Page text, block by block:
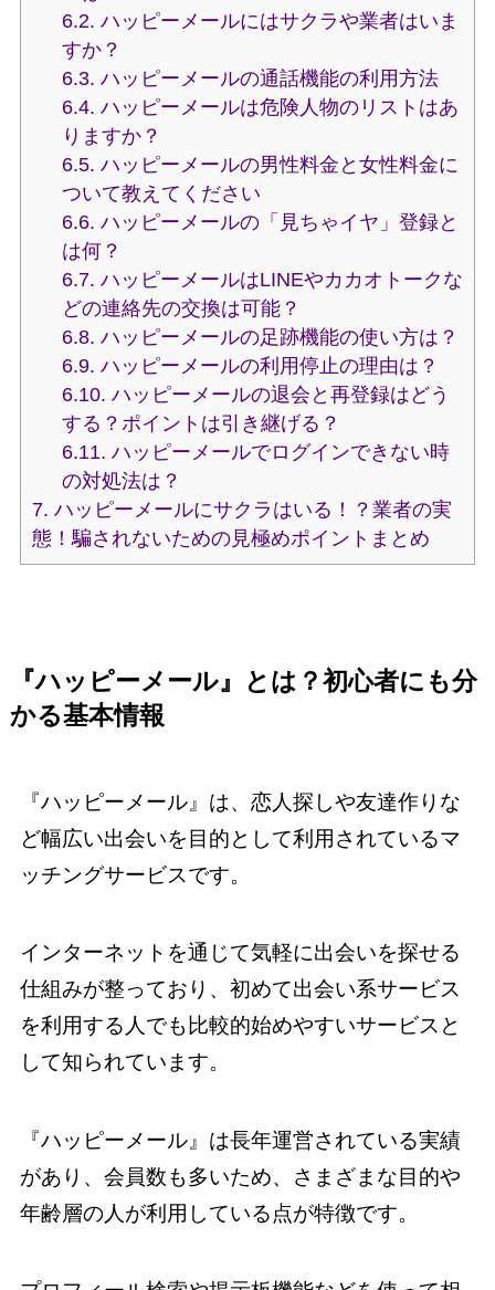
6.2. ハッピーメールにはサクラや業者はいま
すか？
6.3. ハッピーメールの通話機能の利用方法
6.4. ハッピーメールは危険人物のリストはあ
りますか？
6.5. ハッピーメールの男性料金と女性料金に
ついて教えてください
6.6. ハッピーメールの「見ちゃイヤ」登録と
は何？
6.7. ハッピーメールはLINEやカカオトークな
どの連絡先の交換は可能？
6.8. ハッピーメールの足跡機能の使い方は？
6.9. ハッピーメールの利用停止の理由は？
6.10. ハッピーメールの退会と再登録はどう
する？ポイントは引き継げる？
6.11. ハッピーメールでログインできない時
の対処法は？
7. ハッピーメールにサクラはいる！？業者の実
態！騙されないための見極めポイントまとめ
『ハッピーメール』とは？初心者にも分
かる基本情報
『ハッピーメール』は、恋人探しや友達作りな
ど幅広い出会いを目的として利用されているマ
ッチングサービスです。
インターネットを通じて気軽に出会いを探せる
仕組みが整っており、初めて出会い系サービス
を利用する人でも比較的始めやすいサービスと
して知られています。
『ハッピーメール』は長年運営されている実績
があり、会員数も多いため、さまざまな目的や
年齢層の人が利用している点が特徴です。